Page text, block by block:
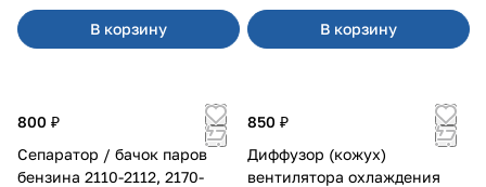
В корзину В корзину
800 ₽
Сепаратор / бачок паров
бензина 2110-2112, 2170-
850 ₽
Диффузор (кожух)
вентилятора охлаждения